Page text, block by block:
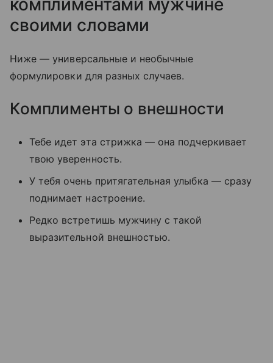
комплиментами мужчине
своими словами
Ниже — универсальные и необычные
формулировки для разных случаев.
Комплименты о внешности
Тебе идет эта стрижка — она подчеркивает
твою уверенность.
У тебя очень притягательная улыбка — сразу
поднимает настроение.
Редко встретишь мужчину с такой
выразительной внешностью.